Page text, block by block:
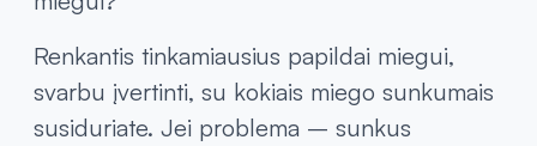
Renkantis tinkamiausius papildai miegui,
svarbu įvertinti, su kokiais miego sunkumais
susiduriate. Jei problema – sunkus